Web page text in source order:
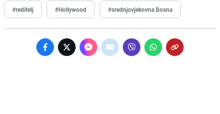
#reditelj #Hollywood #srednjovjekovna Bosna